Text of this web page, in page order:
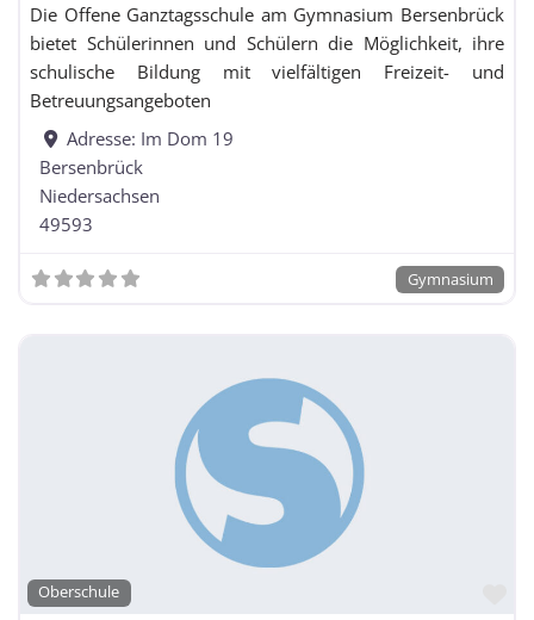
Die Offene Ganztagsschule am Gymnasium Bersenbrück
bietet Schülerinnen und Schülern die Möglichkeit, ihre
schulische Bildung mit vielfältigen Freizeit- und
Betreuungsangeboten
Adresse: Im Dom 19
Bersenbrück
Niedersachsen
49593
Gymnasium
Oberschule